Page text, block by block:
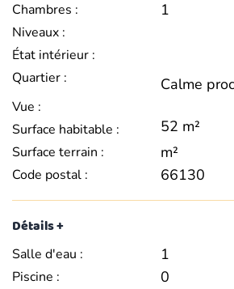
Chambres : 1
Niveaux :
État intérieur :
Quartier :
Calme
Vue :
Surface habitable :
52 m²
Surface terrain : m²
Code postal : 66130
Détails +
Salle d'eau : 1
Piscine : 0